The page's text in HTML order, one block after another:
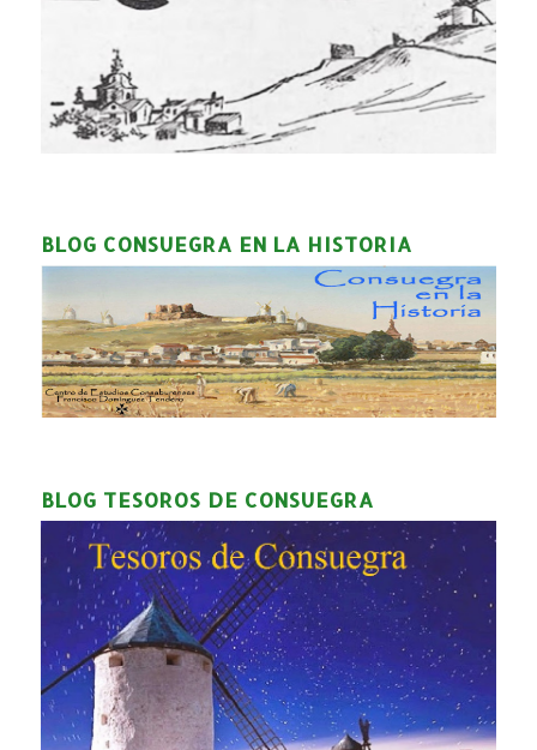
BLOG CONSUEGRA EN LA HISTORIA
BLOG TESOROS DE CONSUEGRA